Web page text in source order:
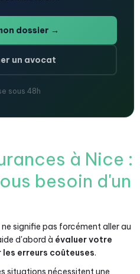
dossier →
un avocat
sous 48h
à Nice :
besoin d'un
signifie pas forcément aller au
d'abord à évaluer votre
les erreurs coûteuses.
situations nécessitent une